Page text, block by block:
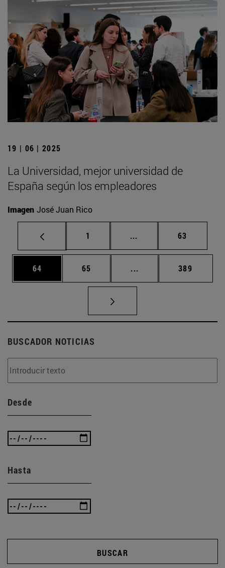
19 | 06 | 2025
La Universidad, mejor universidad de
España según los empleadores
Imagen José Juan Rico
Página
1 ... Páginas intermedias
Página
63
Página
64 Página
65 ... Páginas intermedias
Página
389
BUSCADOR NOTICIAS
Desde
Hasta
BUSCAR